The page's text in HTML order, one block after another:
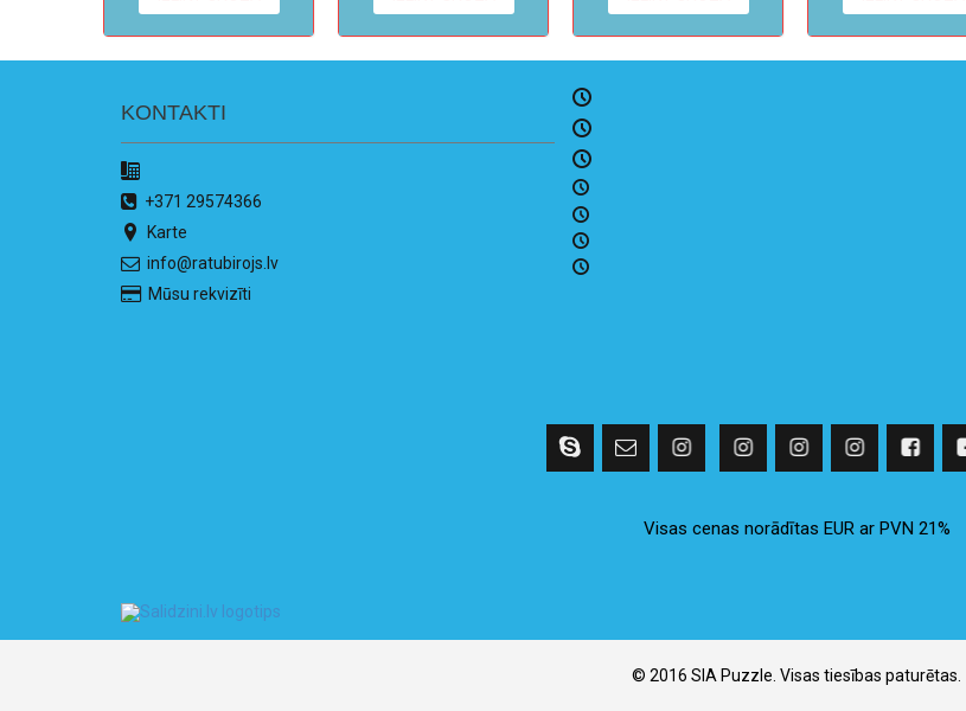
KONTAKTI
+371 29574366
Karte
info@ratubirojs.lv
Mūsu rekvizīti
Visas cenas norādītas EUR ar PVN 21%
© 2016 SIA Puzzle. Visas tiesības paturētas.